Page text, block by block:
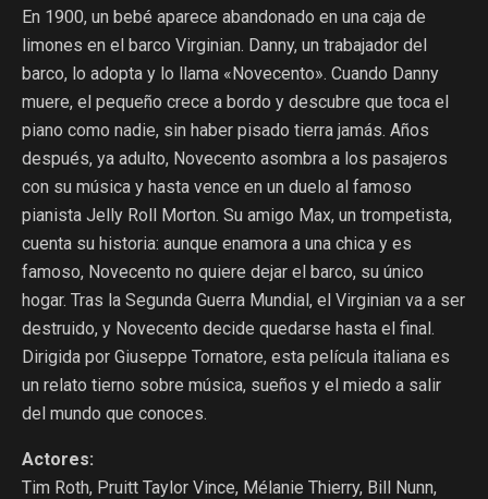
En 1900, un bebé aparece abandonado en una caja de
limones en el barco Virginian. Danny, un trabajador del
barco, lo adopta y lo llama «Novecento». Cuando Danny
muere, el pequeño crece a bordo y descubre que toca el
piano como nadie, sin haber pisado tierra jamás. Años
después, ya adulto, Novecento asombra a los pasajeros
con su música y hasta vence en un duelo al famoso
pianista Jelly Roll Morton. Su amigo Max, un trompetista,
cuenta su historia: aunque enamora a una chica y es
famoso, Novecento no quiere dejar el barco, su único
hogar. Tras la Segunda Guerra Mundial, el Virginian va a ser
destruido, y Novecento decide quedarse hasta el final.
Dirigida por Giuseppe Tornatore, esta película italiana es
un relato tierno sobre música, sueños y el miedo a salir
del mundo que conoces.
Actores:
Tim Roth, Pruitt Taylor Vince, Mélanie Thierry, Bill Nunn,